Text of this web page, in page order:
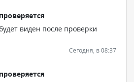
виден после проверки
Сегодня, в 08:37